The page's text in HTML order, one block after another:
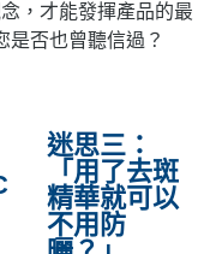
，才能發揮產品的最
是否也曾聽信過？
迷思三：
「用了去斑
精華就可以
不用防